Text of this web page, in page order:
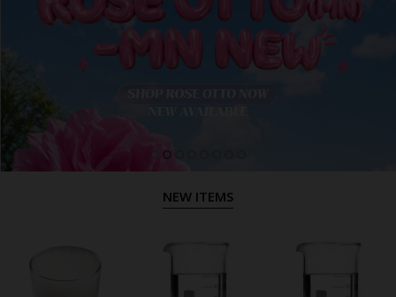
NEW ITEMS